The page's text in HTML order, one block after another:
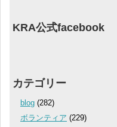
KRA公式facebook
カテゴリー
blog (282)
ボランティア (229)